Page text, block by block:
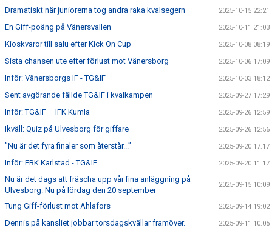
Dramatiskt när juniorerna tog andra raka kvalsegern 2025-10-15 22:21
En Giff-poäng på Vänersvallen 2025-10-11 21:03
Kioskvaror till salu efter Kick On Cup 2025-10-08 08:19
Sista chansen ute efter förlust mot Vänersborg 2025-10-06 17:09
Inför: Vänersborgs IF - TG&IF 2025-10-03 18:12
Sent avgörande fällde TG&IF i kvalkampen 2025-09-27 17:29
Inför: TG&IF – IFK Kumla 2025-09-26 12:59
Ikväll: Quiz på Ulvesborg för giffare 2025-09-26 12:56
”Nu är det fyra finaler som återstår...” 2025-09-20 17:17
Inför: FBK Karlstad - TG&IF 2025-09-20 11:17
Nu är det dags att fräscha upp vår fina anläggning på
Ulvesborg. Nu på lördag den 20 september
2025-09-15 10:09
Tung Giff-förlust mot Ahlafors 2025-09-14 19:02
Dennis på kansliet jobbar torsdagskvällar framöver. 2025-09-11 10:05